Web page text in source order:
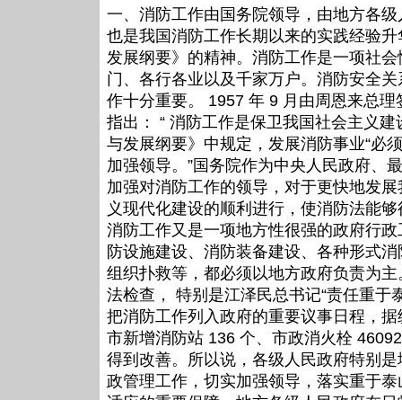
一、消防工作由国务院领导，由地方各
也是我国消防工作长期以来的实践经验
发展纲要》的精神。消防工作是一项社
门、各行各业以及千家万户。消防安全
作十分重要。 1957 年 9 月由周恩来总
指出： “ 消防工作是保卫我国社会主义
与发展纲要》中规定，发展消防事业“必
加强领导。”国务院作为中央人民政府、
加强对消防工作的领导，对于更快地发
义现代化建设的顺利进行，使消防法能
消防工作又是一项地方性很强的政府行
防设施建设、消防装备建设、各种形式
组织扑救等，都必须以地方政府负责为
法检查， 特别是江泽民总书记“责任重于
把消防工作列入政府的重要议事日程，
市新增消防站 136 个、市政消火栓
得到改善。所以说，各级人民政府特别
政管理工作，切实加强领导，落实重于